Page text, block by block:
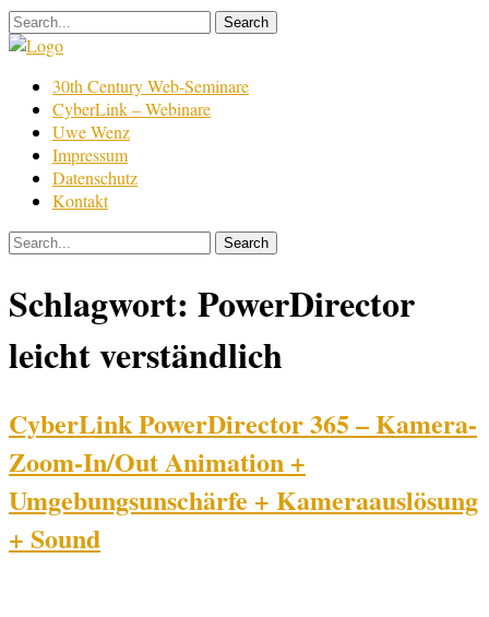
Skip
to
Film
Bearbeitung
30th Century Web-Seminare
CyberLink – Webinare
Uwe Wenz
Impressum
Datenschutz
Kontakt
Schlagwort: PowerDirector
leicht verständlich
CyberLink PowerDirector 365 – Kamera-
Zoom-In/Out Animation +
Umgebungsunschärfe + Kameraauslösung
+ Sound